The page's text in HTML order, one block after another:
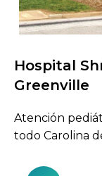
Buscar centros
Hospital
Greenville
Atención
todo Carolina